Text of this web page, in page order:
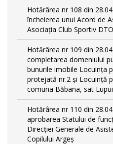
Hotărârea nr 108 din
încheierea unui Acord de
Asociația Club Sportiv
Hotărârea nr 109 din
completarea domeniului
bunurile imobile Locuința
protejată nr.2 și Locuință
comuna Băbana, sat
Hotărârea nr 110 din
aprobarea Statului de
Direcției Generale de
Copilului Argeș